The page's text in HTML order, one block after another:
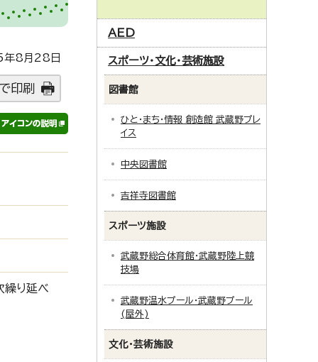
8月28日
印刷
繰り延べ
AED
スポーツ・文化・芸術施設
図書館
ひと・まち・情報 創造館 武蔵野プレ
イス
中央図書館
吉祥寺図書館
スポーツ施設
武蔵野総合体育館・武蔵野陸上競
技場
武蔵野温水プール・武蔵野プール
(屋外)
文化・芸術施設